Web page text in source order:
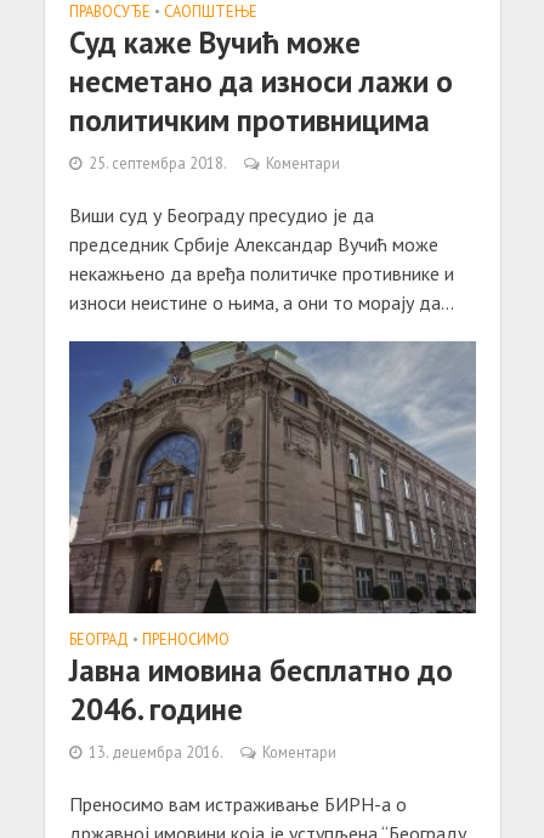
ПРАВОСУЂЕ • САОПШТЕЊE
Суд каже Вучић може
несметано да износи лажи о
политичким противницима
25. септембра 2018. Коментари
Виши суд у Београду пресудио је да
председник Србије Александар Вучић може
некажњено да вређа политичке противнике и
износи неистине о њима, а они то морају да...
БЕОГРАД • ПРЕНОСИМО
Јавна имовина бесплатно до
2046. године
13. децембра 2016. Коментари
Преносимо вам истраживање БИРН-а о
државној имовини која је уступљена “Београду